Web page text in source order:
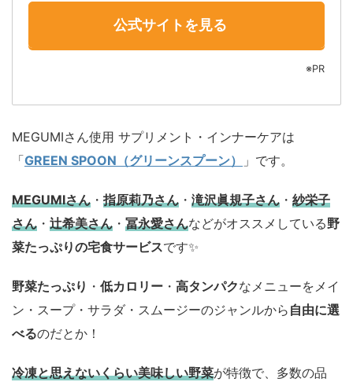
公式サイトを見る
※PR
MEGUMIさん使用 サプリメント・インナーケアは
「GREEN SPOON（グリーンスプーン） 」です。
MEGUMIさん ・ 指原莉乃さん ・ 滝沢眞規子さん ・ 紗栄子
さん ・ 辻希美さん ・ 冨永愛さんなどがオススメしている野
菜たっぷりの宅食サービスです✨
野菜たっぷり ・ 低カロリー ・ 高タンパクなメニューをメイ
ン・スープ・サラダ・スムージーのジャンルから 自由に選
べるのだとか！
冷凍と思えないくらい美味しい野菜が特徴で、多数の品